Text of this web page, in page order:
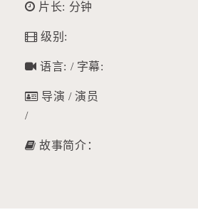
片长: 分钟
级别:
语言: / 字幕:
导演 / 演员
/
故事简介：